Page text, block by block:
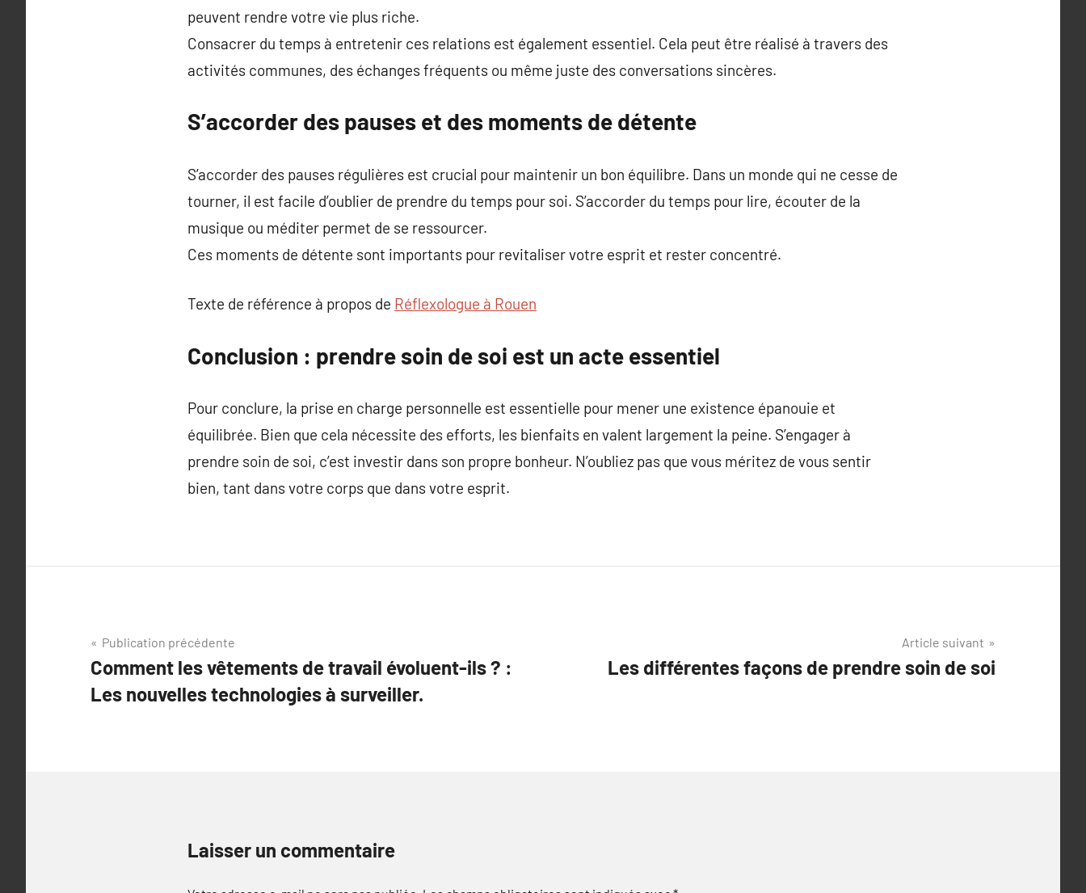
peuvent rendre votre vie plus riche.
Consacrer du temps à entretenir ces relations est également essentiel. Cela peut être réalisé à travers des
activités communes, des échanges fréquents ou même juste des conversations sincères.
S’accorder des pauses et des moments de détente
S’accorder des pauses régulières est crucial pour maintenir un bon équilibre. Dans un monde qui ne cesse de
tourner, il est facile d’oublier de prendre du temps pour soi. S’accorder du temps pour lire, écouter de la
musique ou méditer permet de se ressourcer.
Ces moments de détente sont importants pour revitaliser votre esprit et rester concentré.
Texte de référence à propos de Réflexologue à Rouen
Conclusion : prendre soin de soi est un acte essentiel
Pour conclure, la prise en charge personnelle est essentielle pour mener une existence épanouie et
équilibrée. Bien que cela nécessite des efforts, les bienfaits en valent largement la peine. S’engager à
prendre soin de soi, c’est investir dans son propre bonheur. N’oubliez pas que vous méritez de vous sentir
bien, tant dans votre corps que dans votre esprit.
Navigation
de
l’article
Publication précédente
Comment les vêtements de travail évoluent-ils ? :
Les nouvelles technologies à surveiller.
Article suivant
Les différentes façons de prendre soin de soi
Laisser un commentaire